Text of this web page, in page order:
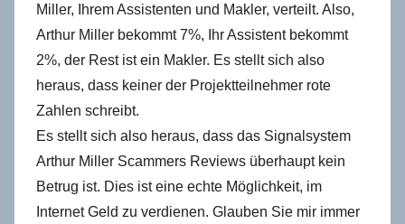
Miller, Ihrem Assistenten und Makler, verteilt. Also,
Arthur Miller bekommt 7%, Ihr Assistent bekommt
2%, der Rest ist ein Makler. Es stellt sich also
heraus, dass keiner der Projektteilnehmer rote
Zahlen schreibt.
Es stellt sich also heraus, dass das Signalsystem
Arthur Miller Scammers Reviews überhaupt kein
Betrug ist. Dies ist eine echte Möglichkeit, im
Internet Geld zu verdienen. Glauben Sie mir immer